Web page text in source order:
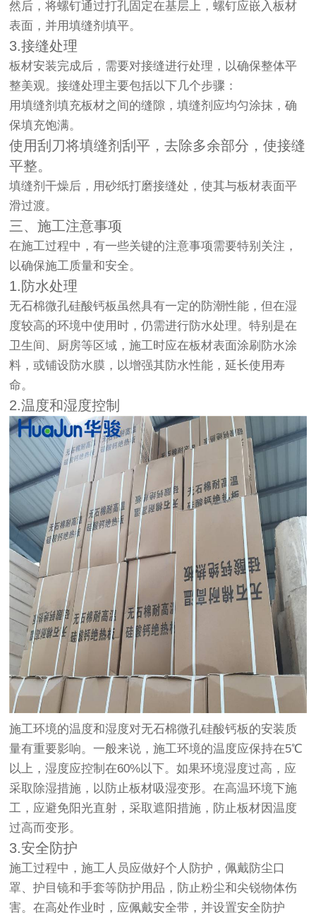
然后，将螺钉通过打孔固定在基层上，螺钉应嵌入板材
表面，并用填缝剂填平。
3.接缝处理
板材安装完成后，需要对接缝进行处理，以确保整体平
整美观。接缝处理主要包括以下几个步骤：
用填缝剂填充板材之间的缝隙，填缝剂应均匀涂抹，确
保填充饱满。
使用刮刀将填缝剂刮平，去除多余部分，使接缝
平整。
填缝剂干燥后，用砂纸打磨接缝处，使其与板材表面平
滑过渡。
三、施工注意事项
在施工过程中，有一些关键的注意事项需要特别关注，
以确保施工质量和安全。
1.防水处理
无石棉微孔硅酸钙板虽然具有一定的防潮性能，但在湿
度较高的环境中使用时，仍需进行防水处理。特别是在
卫生间、厨房等区域，施工时应在板材表面涂刷防水涂
料，或铺设防水膜，以增强其防水性能，延长使用寿
命。
2.温度和湿度控制
施工环境的温度和湿度对无石棉微孔硅酸钙板的安装质
量有重要影响。一般来说，施工环境的温度应保持在5℃
以上，湿度应控制在60%以下。如果环境湿度过高，应
采取除湿措施，以防止板材吸湿变形。在高温环境下施
工，应避免阳光直射，采取遮阳措施，防止板材因温度
过高而变形。
3.安全防护
施工过程中，施工人员应做好个人防护，佩戴防尘口
罩、护目镜和手套等防护用品，防止粉尘和尖锐物体伤
害。在高处作业时，应佩戴安全带，并设置安全防护